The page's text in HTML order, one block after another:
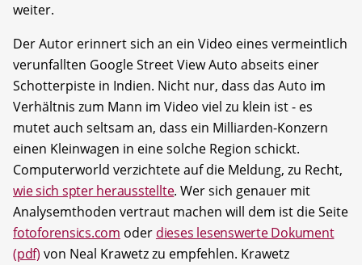
weiter.
Der Autor erinnert sich an ein Video eines vermeintlich
verunfallten Google Street View Auto abseits einer
Schotterpiste in Indien. Nicht nur, dass das Auto im
Verhältnis zum Mann im Video viel zu klein ist - es
mutet auch seltsam an, dass ein Milliarden-Konzern
einen Kleinwagen in eine solche Region schickt.
Computerworld verzichtete auf die Meldung, zu Recht,
wie sich spter herausstellte. Wer sich genauer mit
Analysemthoden vertraut machen will dem ist die Seite
fotoforensics.com oder dieses lesenswerte Dokument
(pdf) von Neal Krawetz zu empfehlen. Krawetz